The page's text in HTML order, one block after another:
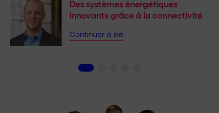
Des systèmes énergétiques
innovants grâce à la connectivité
Continuer à lire